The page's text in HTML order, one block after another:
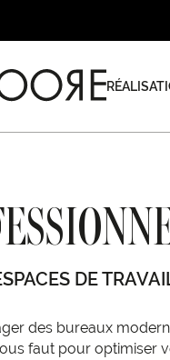
DE
des bureaux
faut pour optimiser